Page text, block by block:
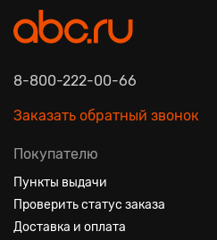
8-800-222-00-66
Заказать обратный звонок
Покупателю
Пункты выдачи
Проверить статус заказа
Доставка и оплата